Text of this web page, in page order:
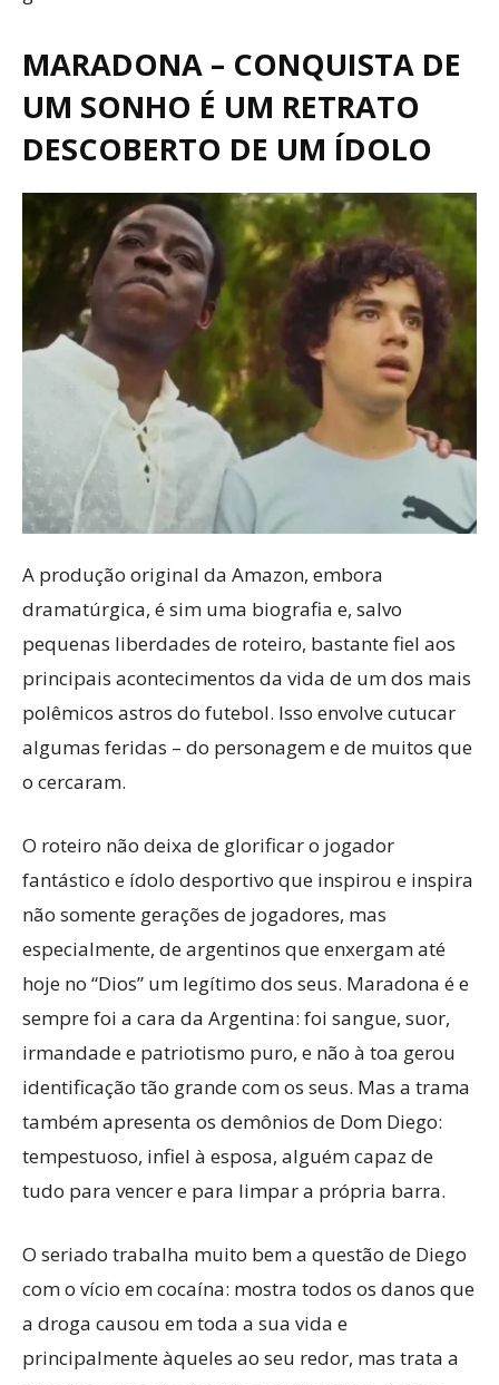
MARADONA – CONQUISTA DE
UM SONHO É UM RETRATO
DESCOBERTO DE UM ÍDOLO
A produção original da Amazon, embora
dramatúrgica, é sim uma biografia e, salvo
pequenas liberdades de roteiro, bastante fiel aos
principais acontecimentos da vida de um dos mais
polêmicos astros do futebol. Isso envolve cutucar
algumas feridas – do personagem e de muitos que
o cercaram.
O roteiro não deixa de glorificar o jogador
fantástico e ídolo desportivo que inspirou e inspira
não somente gerações de jogadores, mas
especialmente, de argentinos que enxergam até
hoje no “Dios” um legítimo dos seus. Maradona é e
sempre foi a cara da Argentina: foi sangue, suor,
irmandade e patriotismo puro, e não à toa gerou
identificação tão grande com os seus. Mas a trama
também apresenta os demônios de Dom Diego:
tempestuoso, infiel à esposa, alguém capaz de
tudo para vencer e para limpar a própria barra.
O seriado trabalha muito bem a questão de Diego
com o vício em cocaína: mostra todos os danos que
a droga causou em toda a sua vida e
principalmente àqueles ao seu redor, mas trata a